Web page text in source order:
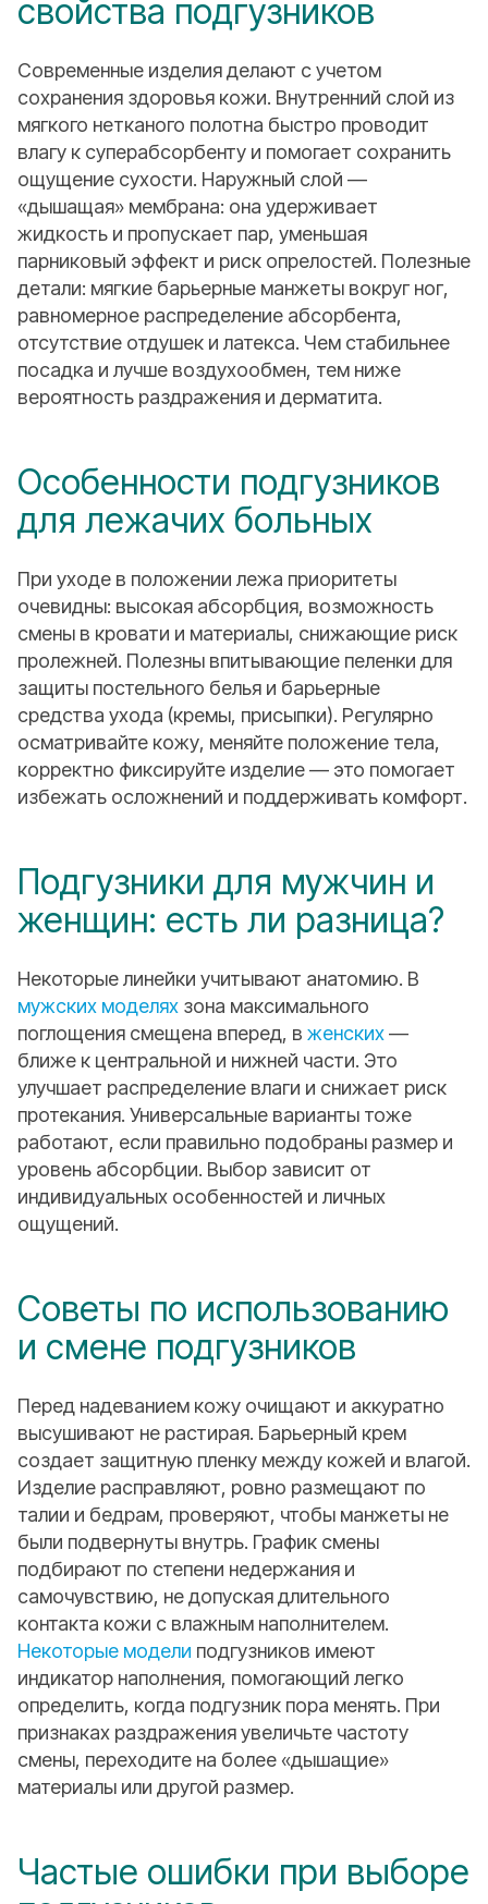
свойства подгузников
Современные изделия делают с учетом
сохранения здоровья кожи. Внутренний слой из
мягкого нетканого полотна быстро проводит
влагу к суперабсорбенту и помогает сохранить
ощущение сухости. Наружный слой —
«дышащая» мембрана: она удерживает
жидкость и пропускает пар, уменьшая
парниковый эффект и риск опрелостей. Полезные
детали: мягкие барьерные манжеты вокруг ног,
равномерное распределение абсорбента,
отсутствие отдушек и латекса. Чем стабильнее
посадка и лучше воздухообмен, тем ниже
вероятность раздражения и дерматита.
Особенности подгузников
для лежачих больных
При уходе в положении лежа приоритеты
очевидны: высокая абсорбция, возможность
смены в кровати и материалы, снижающие риск
пролежней. Полезны впитывающие пеленки для
защиты постельного белья и барьерные
средства ухода (кремы, присыпки). Регулярно
осматривайте кожу, меняйте положение тела,
корректно фиксируйте изделие — это помогает
избежать осложнений и поддерживать комфорт.
Подгузники для мужчин и
женщин: есть ли разница?
Некоторые линейки учитывают анатомию. В
мужских моделях зона максимального
поглощения смещена вперед, в женских—
ближе к центральной и нижней части. Это
улучшает распределение влаги и снижает риск
протекания. Универсальные варианты тоже
работают, если правильно подобраны размер и
уровень абсорбции. Выбор зависит от
индивидуальных особенностей и личных
ощущений.
Советы по использованию
и смене подгузников
Перед надеванием кожу очищают и аккуратно
высушивают не растирая. Барьерный крем
создает защитную пленку между кожей и влагой.
Изделие расправляют, ровно размещают по
талии и бедрам, проверяют, чтобы манжеты не
были подвернуты внутрь. График смены
подбирают по степени недержания и
самочувствию, не допуская длительного
контакта кожи с влажным наполнителем.
Некоторые модели подгузников имеют
индикатор наполнения, помогающий легко
определить, когда подгузник пора менять. При
признаках раздражения увеличьте частоту
смены, переходите на более «дышащие»
материалы или другой размер.
Частые ошибки при выборе